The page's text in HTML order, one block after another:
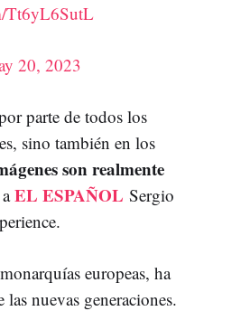
Tt6yL6SutL
20, 2023
parte de todos los
sino también en los
son realmente
EL ESPAÑOL Sergio
europeas, ha
nuevas generaciones.